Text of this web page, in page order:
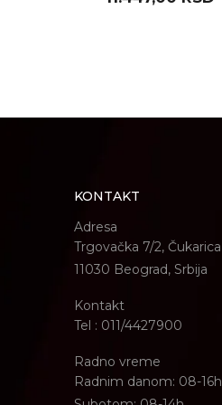
KONTAKT
Adresa
Trgovačka 7/2, Čukarica
11030 Beograd, Srbija
Kontakt
Tel : 011/4427900
Radno vreme
Radnim danom: 08-16h